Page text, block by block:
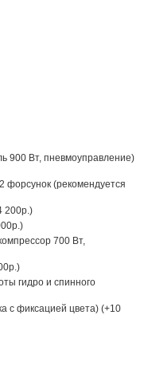
900 Вт, пневмоуправление)
(рекомендуется
200р.)
700 Вт,
гидро и спинного
с фиксацией цвета) (+10